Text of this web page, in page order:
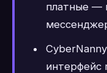
платные —
интерфейс